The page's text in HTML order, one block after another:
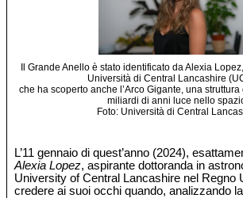
Il Grande Anello è stato identificato da Alexia
Università di Central Lancashire
che ha scoperto anche l’Arco Gigante, una
miliardi di anni luce nello
Foto: Università di Central
L’11 gennaio di quest’anno (2024),
Alexia Lopez, aspirante dottoranda in
University of Central Lancashire nel Regno
credere ai suoi occhi quando, analizzando